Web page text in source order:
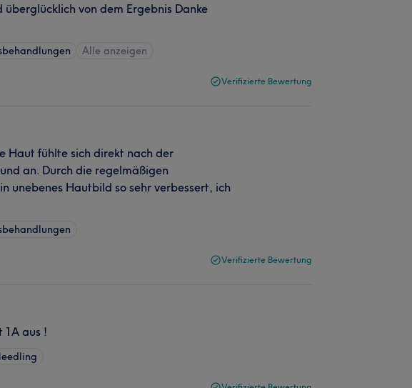
von dem Ergebnis Danke
Alle anzeigen
Verifizierte Bewertung
Haut fühlte sich direkt nach der
an. Durch die regelmäßigen
unebenes Hautbild so sehr verbessert, ich
Verifizierte Bewertung
1A aus !